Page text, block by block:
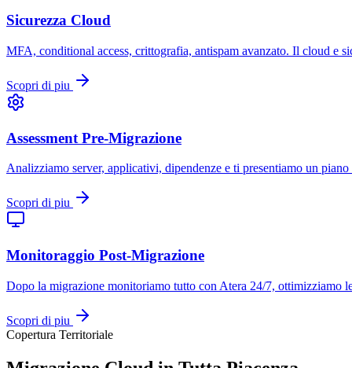
Sicurezza Cloud
MFA, conditional access, crittografia, antispam avanzato. Il cloud e
Scopri di piu
Assessment Pre-Migrazione
Analizziamo server, applicativi, dipendenze e ti presentiamo un
Scopri di piu
Monitoraggio Post-Migrazione
Dopo la migrazione monitoriamo tutto con Atera 24/7, ottimizziamo
Scopri di piu
Copertura Territoriale